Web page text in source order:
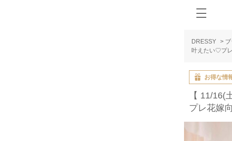
DRESSY >
叶えたい♡プ
お得な情
【 11/
プレ花嫁